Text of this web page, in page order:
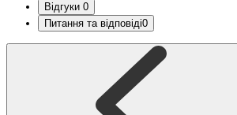
Відгуки 0
Питання та відповіді0